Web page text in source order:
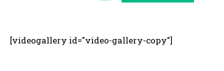
[videogallery id="video-gallery-copy"]